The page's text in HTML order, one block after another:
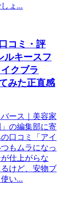
ょ...
コミ・評
ルキースフ
クブラ
みた正直感
ース｜美容家
の編集部に寄
口コミ「アイ
もムラになっ
仕上がらな
けど、安物ブ
い...